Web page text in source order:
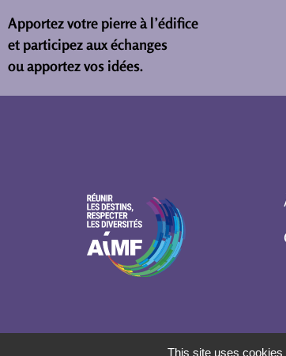
Apportez votre pierre à l’édifice
et participez aux échanges
ou apportez vos idées.
This site uses